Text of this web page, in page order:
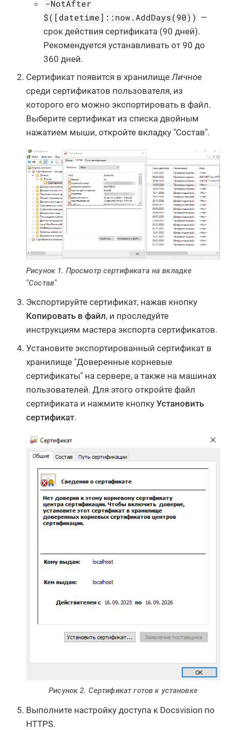
-NotAfter
$([datetime]::now.AddDays(90)) —
срок действия сертификата (90 дней).
Рекомендуется устанавливать от 90 до
360 дней.
Сертификат появится в хранилищеЛичное
среди сертификатов пользователя, из
которого его можно экспортировать в файл.
Выберите сертификат из списка двойным
нажатием мыши, откройте вкладку "Состав".
Рисунок 1. Просмотр сертификата на вкладке
"Состав"
Экспортируйте сертификат, нажав кнопку
Копировать в файл, и проследуйте
инструкциям мастера экспорта сертификатов.
Установите экспортированный сертификат в
хранилище "Доверенные корневые
сертификаты" на сервере, а также на машинах
пользователей. Для этого откройте файл
сертификата и нажмите кнопку Установить
сертификат.
Рисунок 2. Сертификат готов к установке
Выполните настройку доступа к Docsvision по
HTTPS.